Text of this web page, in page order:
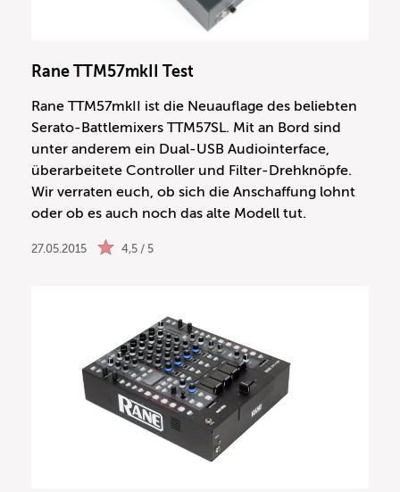
Rane TTM57mkII Test
Rane TTM57mkII ist die Neuauflage des beliebten
Serato-Battlemixers TTM57SL. Mit an Bord sind
unter anderem ein Dual-USB Audiointerface,
überarbeitete Controller und Filter-Drehknöpfe.
Wir verraten euch, ob sich die Anschaffung lohnt
oder ob es auch noch das alte Modell tut.
27.05.2015 4,5 / 5